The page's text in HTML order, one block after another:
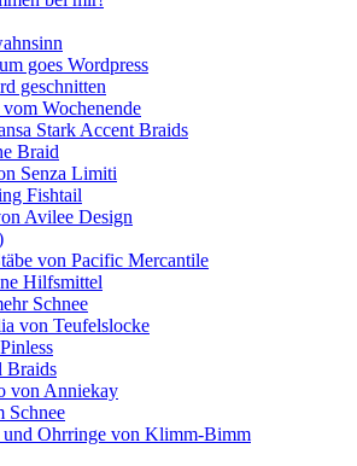
goes Wordpress
geschnitten
Wochenende
Stark Accent Braids
Braid
Senza Limiti
Fishtail
Avilee Design
von Pacific Mercantile
Hilfsmittel
Schnee
von Teufelslocke
Braids
von Anniekay
Schnee
und Ohrringe von Klimm-Bimm